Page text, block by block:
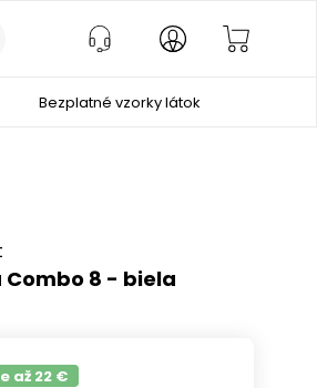
Bezplatné vzorky látok
8 - biela
až 22 €